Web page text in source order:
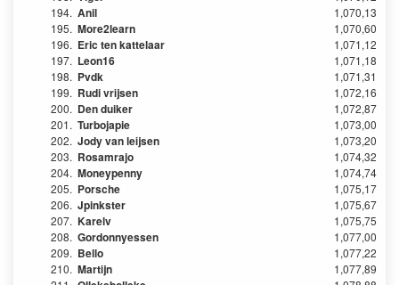
194. Anil
1,070,13
195. More2learn
1,070,60
196. Eric ten kattelaar
1,071,12
197. Leon16
1,071,18
198. Pvdk
1,071,31
199. Rudi vrijsen
1,072,16
200. Den duiker
1,072,87
201. Turbojapie
1,073,00
202. Jody van leijsen
1,073,20
203. Rosamrajo
1,074,32
204. Moneypenny
1,074,74
205. Porsche
1,075,17
206. Jpinkster
1,075,67
207. Karelv
1,075,75
208. Gordonnyessen
1,077,00
209. Bello
1,077,22
210. Martijn
1,077,89